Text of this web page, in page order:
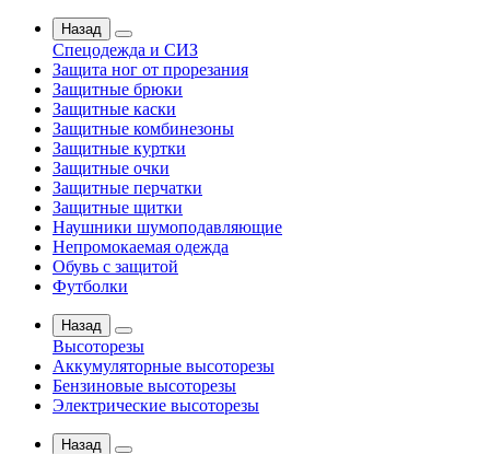
Назад
Спецодежда и СИЗ
Защита ног от прорезания
Защитные брюки
Защитные каски
Защитные комбинезоны
Защитные куртки
Защитные очки
Защитные перчатки
Защитные щитки
Наушники шумоподавляющие
Непромокаемая одежда
Обувь с защитой
Футболки
Назад
Высоторезы
Аккумуляторные высоторезы
Бензиновые высоторезы
Электрические высоторезы
Назад